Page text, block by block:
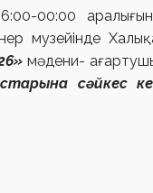
00:00
музейінде
мәдени-
сәйкес